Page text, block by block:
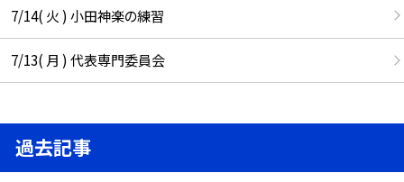
7/14( 火 ) 小田神楽の練習
7/13( 月 ) 代表専門委員会
過去記事